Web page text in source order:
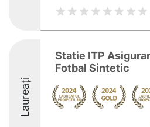
Laureați
Statie ITP
Fotbal Sintetic